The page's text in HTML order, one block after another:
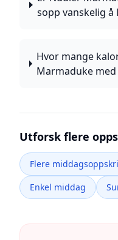
sopp vanskelig å
Hvor mange
Marmaduke
Utforsk flere
Flere
Enkel middag